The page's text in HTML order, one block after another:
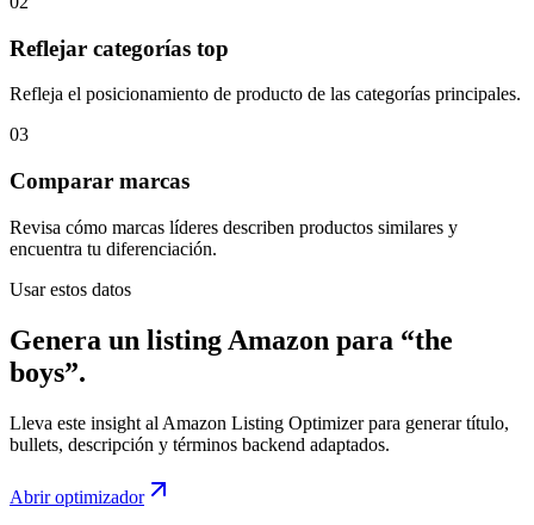
Reflejar categorías top
Refleja el posicionamiento de producto de las categorías principales.
03
Comparar marcas
Revisa cómo marcas líderes describen productos similares y
encuentra tu diferenciación.
Usar estos datos
Genera un listing Amazon para “the
boys”.
Lleva este insight al Amazon Listing Optimizer para generar título,
bullets, descripción y términos backend adaptados.
Abrir optimizador